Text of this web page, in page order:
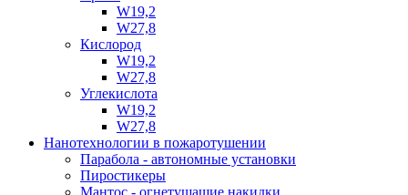
W19,2
W27,8
Кислород
W19,2
W27,8
Углекислота
W19,2
W27,8
Нанотехнологии в пожаротушении
Парабола - автономные установки
Пиростикеры
Мантос - огнетушащие накидки